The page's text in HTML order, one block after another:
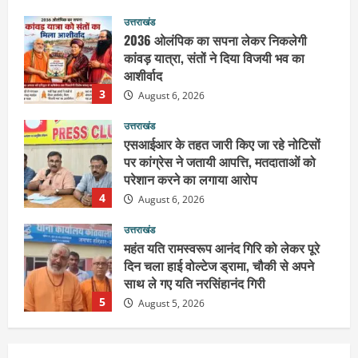
3
आशीर्वाद
August 6, 2026
4
उत्तराखंड
एसआईआर के तहत जारी किए जा रहे नोटिसों
पर कांग्रेस ने जतायी आपत्ति, मतदाताओं को
परेशान करने का लगाया आरोप
August 6, 2026
5
उत्तराखंड
महंत यति रामस्वरूप आनंद गिरि को लेकर पूरे
दिन चला हाई वोल्टेज ड्रामा, चौकी से अपने
साथ ले गए यति नरसिंहानंद गिरी
August 5, 2026
उत्तराखंड
पूर्व कैबिनेट मंत्री स्वामी यतीश्वरानंद ने
शिवभक्त कांवड़ियों को भोजन प्रसाद वितरित
कर की सेवा, कांवड़ियों की सेवा के लिए सभी